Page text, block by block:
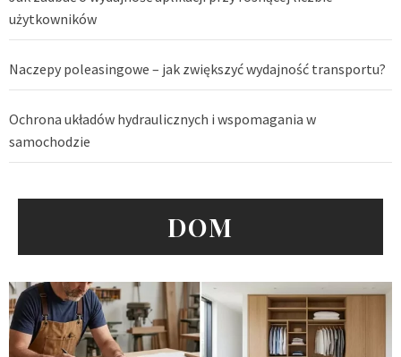
użytkowników
Naczepy poleasingowe – jak zwiększyć wydajność transportu?
Ochrona układów hydraulicznych i wspomagania w
samochodzie
DOM